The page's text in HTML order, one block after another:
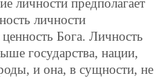
личности предполагает
личности
Бога. Личность
государства, нации,
и она, в сущности, не